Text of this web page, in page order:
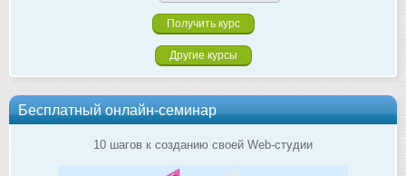
Другие курсы
Бесплатный онлайн-семинар
10 шагов к созданию своей Web-студии